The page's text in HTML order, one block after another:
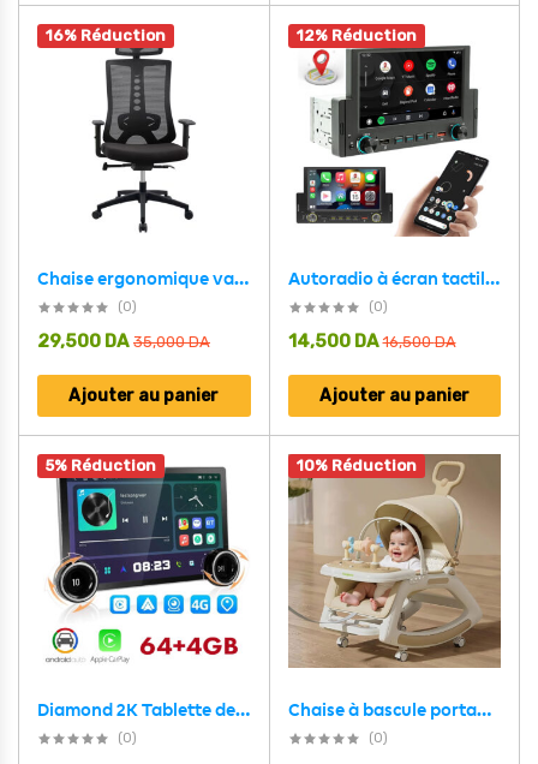
16% Réduction
Chaise ergonomique valence réglable en maille 100% respirable
(0)
35,000DA
29,500 DA
Ajouter au panier
12% Réduction
Autoradio à écran tactile avec Apple CarPlayer Android Auto et GPS Intégré – جهاز راديو للسيارة
(0)
16,500DA
14,500 DA
Ajouter au panier
5% Réduction
Diamond 2K Tablette de voiture Android 64GB compatible Apple CarPlay Android Auto – شاشة ذكية للسيارة
(0)
10% Réduction
Chaise à bascule portable pour enfants avec poignée parentale inclinaison multi-positions – كرسي أطفال بعدة وضعيات للجلوس
(0)